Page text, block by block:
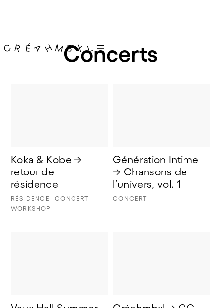
Concerts
Koka & Kobe →
retour de
résidence
RÉSIDENCE
CONCERT
WORKSHOP
Génération Intime
→ Chansons de
l’univers, vol. 1
CONCERT